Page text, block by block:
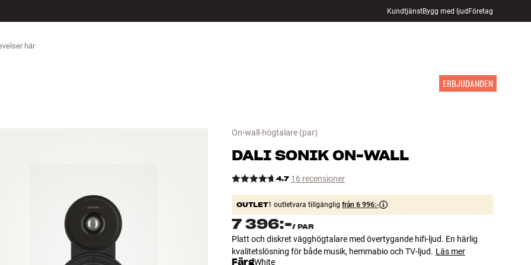
KundtjänstBygg med ljudFöretag
ERBJUDANDEN
On-wall-högtalare(par)
DALI SONIK ON-WALL
4.7 16 recensioner
OUTLET1 outletvara tillgänglig från 6 996:-
7 396:-/ PAR
Platt och diskret vägghögtalare med övertygande hifi-ljud. En härlig
kvalitetslösning för både musik, hemmabio och TV-ljud. Läs mer
FärgWhite